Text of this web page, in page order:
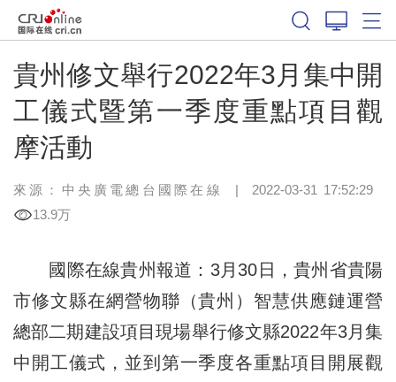
貴州修文舉行2022年3月集中開
工儀式暨第一季度重點項目觀
摩活動
來源：中央廣電總台國際在線 | 2022-03-31 17:52:29
13.9万
國際在線貴州報道：3月30日，貴州省貴陽
市修文縣在網營物聯（貴州）智慧供應鏈運營
總部二期建設項目現場舉行修文縣2022年3月集
中開工儀式，並到第一季度各重點項目開展觀